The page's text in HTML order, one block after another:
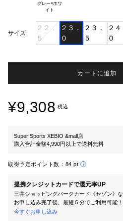
グレー×ホワ
サイズ
２２．
５
２３．
０
２３．
５
２４
０
カートに追加
¥9,308 税込
Super Sports XEBIO &mall店
購入合計金額4,990円以上で送料無料
取得予定ポイント数： 84 pt
提携クレジットカードで還元率UP
三井ショッピングパークカード《セゾン》
お申し込み完了後、最短５分でご利用可能！
今すぐお申し込み